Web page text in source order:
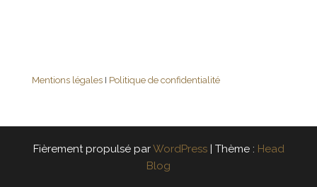
Mentions légales I Politique de confidentialité
Fièrement propulsé parWordPress | Thème : Head
Blog